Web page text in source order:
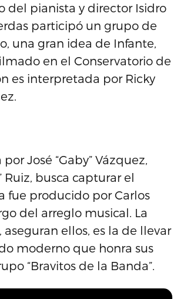
del pianista y director Isidro
participó un grupo de
una gran idea de Infante,
en el Conservatorio de
es interpretada por Ricky
José “Gaby” Vázquez,
Ruiz, busca capturar el
fue producido por Carlos
del arreglo musical. La
ellos, es la de llevar
moderno que honra sus
“Bravitos de la Banda”.